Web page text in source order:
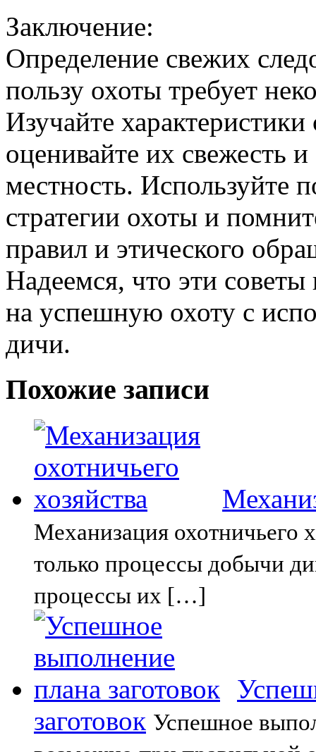
Заключение:
Определение свежих
пользу охоты требует
Изучайте
оценивайте их свежесть
местность. Используйте
стратегии охоты и
правил и этического
Надеемся, что эти
на успешную охоту с
дичи.
Похожие записи
Механизация охотничьего
только процессы добычи
процессы их […]
заготовок Успешное